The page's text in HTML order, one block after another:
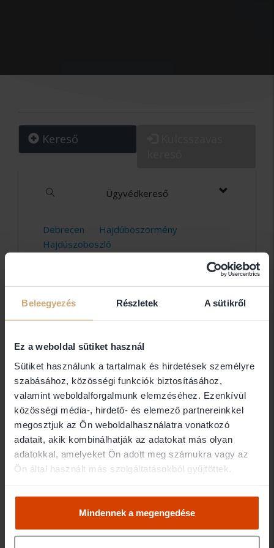
Beleegyezés Részletek A sütikről
Ez a weboldal sütiket használ
Sütiket használunk a tartalmak és hirdetések személyre
szabásához, közösségi funkciók biztosításához,
valamint weboldalforgalmunk elemzéséhez. Ezenkívül
közösségi média-, hirdető- és elemező partnereinkkel
megosztjuk az Ön weboldalhasználatra vonatkozó
adatait, akik kombinálhatják az adatokat más olyan
adatokkal, amelyeket Ön adott meg számukra vagy az
Ön által használt más szolgáltatásokból gyűjtöttek.
Mindennek a megengedése
Kereső
Ügyvédkereső
Debrecen
Hajdúböszörmény
Hajdúszoboszló
Dr. Mező István
Ügyvéd
4026 Debrecen
Dr. Micskey István
Ügyvéd
4032 Debrecen
Dr. Mohácsi Ferenc
4024 Debrecen